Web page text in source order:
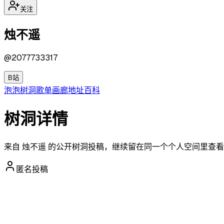
关注
烛不遥
@2077733317
B站
泡泡树洞歌单画廊地址百科
树洞详情
来自 烛不遥 的公开树洞投稿，继续留在同一个个人空间里查看
匿名投稿